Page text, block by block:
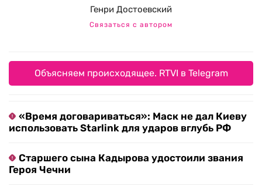
Генри Достоевский
Связаться с автором
Объясняем происходящее. RTVI в Telegram
«Время договариваться»: Маск не дал Киеву
использовать Starlink для ударов вглубь РФ
Старшего сына Кадырова удостоили звания
Героя Чечни